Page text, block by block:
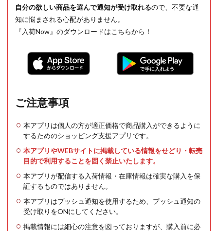
自分の欲しい商品を選んで通知が受け取れるので、不要な通
知に悩まされる心配がありません。
『入荷Now』のダウンロードはこちらから！
ご注意事項
本アプリは個人の方が適正価格で商品購入ができるように
するためのショッピング支援アプリです。
本アプリやWEBサイトに掲載している情報をせどり・転売
目的で利用することを固く禁止いたします。
本アプリが配信する入荷情報・在庫情報は確実な購入を保
証するものではありません。
本アプリはプッシュ通知を使用するため、プッシュ通知の
受け取りをONにしてください。
掲載情報には細心の注意を図っておりますが、購入前に必